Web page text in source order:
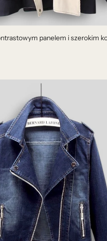
panelem i szerokim